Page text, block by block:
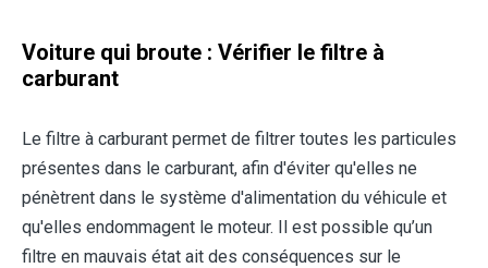
Voiture qui broute : Vérifier le filtre à
carburant
Le filtre à carburant permet de filtrer toutes les particules
présentes dans le carburant, afin d'éviter qu'elles ne
pénètrent dans le système d'alimentation du véhicule et
qu'elles endommagent le moteur. Il est possible qu’un
filtre en mauvais état ait des conséquences sur le